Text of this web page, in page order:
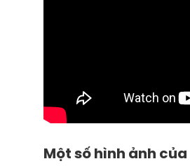
Một số hình ảnh của